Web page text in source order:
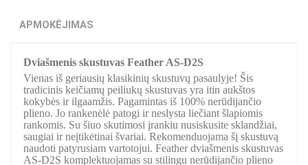
APMOKĖJIMAS
Dviašmenis skustuvas Feather AS-D2S
Vienas iš geriausių klasikinių skustuvų pasaulyje! Šis
tradicinis keičiamų peiliukų skustuvas yra itin aukštos
kokybės ir ilgaamžis. Pagamintas iš 100% nerūdijančio
plieno. Jo rankenėlė patogi ir neslysta liečiant šlapiomis
rankomis. Su šiuo skutimosi įrankiu nusiskusite sklandžiai,
saugiai ir neįtikėtinai švariai. Rekomenduojama šį skustuvą
naudoti patyrusiam vartotojui. Feather dviašmenis skustuvas
AS-D2S komplektuojamas su stilingu nerūdijančio plieno